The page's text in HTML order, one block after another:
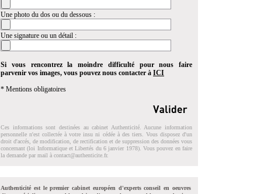
Une photo du dos ou du dessous :
Une signature ou un détail :
Si vous rencontrez la moindre difficulté pour nous faire
parvenir vos images, vous pouvez nous contacter à ICI
* Mentions obligatoires
Ces informations sont destinées au cabinet Authenticité. Aucune information
personnelle n'est collectée à votre insu ni cédée à des tiers. Vous disposez d'un
droit d'accés, de modification, de rectification et de suppression des données vous
concernant (loi Informatique et Libertés du 6 janvier 1978). Vous pouvez en faire
la demande par mail à contact@authenticite.fr.
Authenticité est le premier cabinet européen d'experts conseil en oeuvres